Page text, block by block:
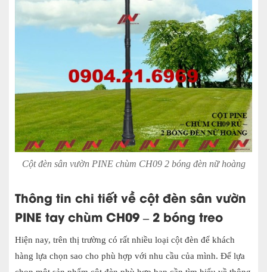
Cột đèn sân vườn PINE chùm CH09 2 bóng đèn nữ hoàng
Thông tin chi tiết về cột đèn sân vườn
PINE tay chùm CH09 – 2 bóng treo
Hiện nay, trên thị trường có rất nhiều loại cột đèn để khách
hàng lựa chọn sao cho phù hợp với nhu cầu của mình. Để lựa